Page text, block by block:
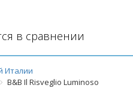
в сравнении
Италии
B&B Il Risveglio Luminoso